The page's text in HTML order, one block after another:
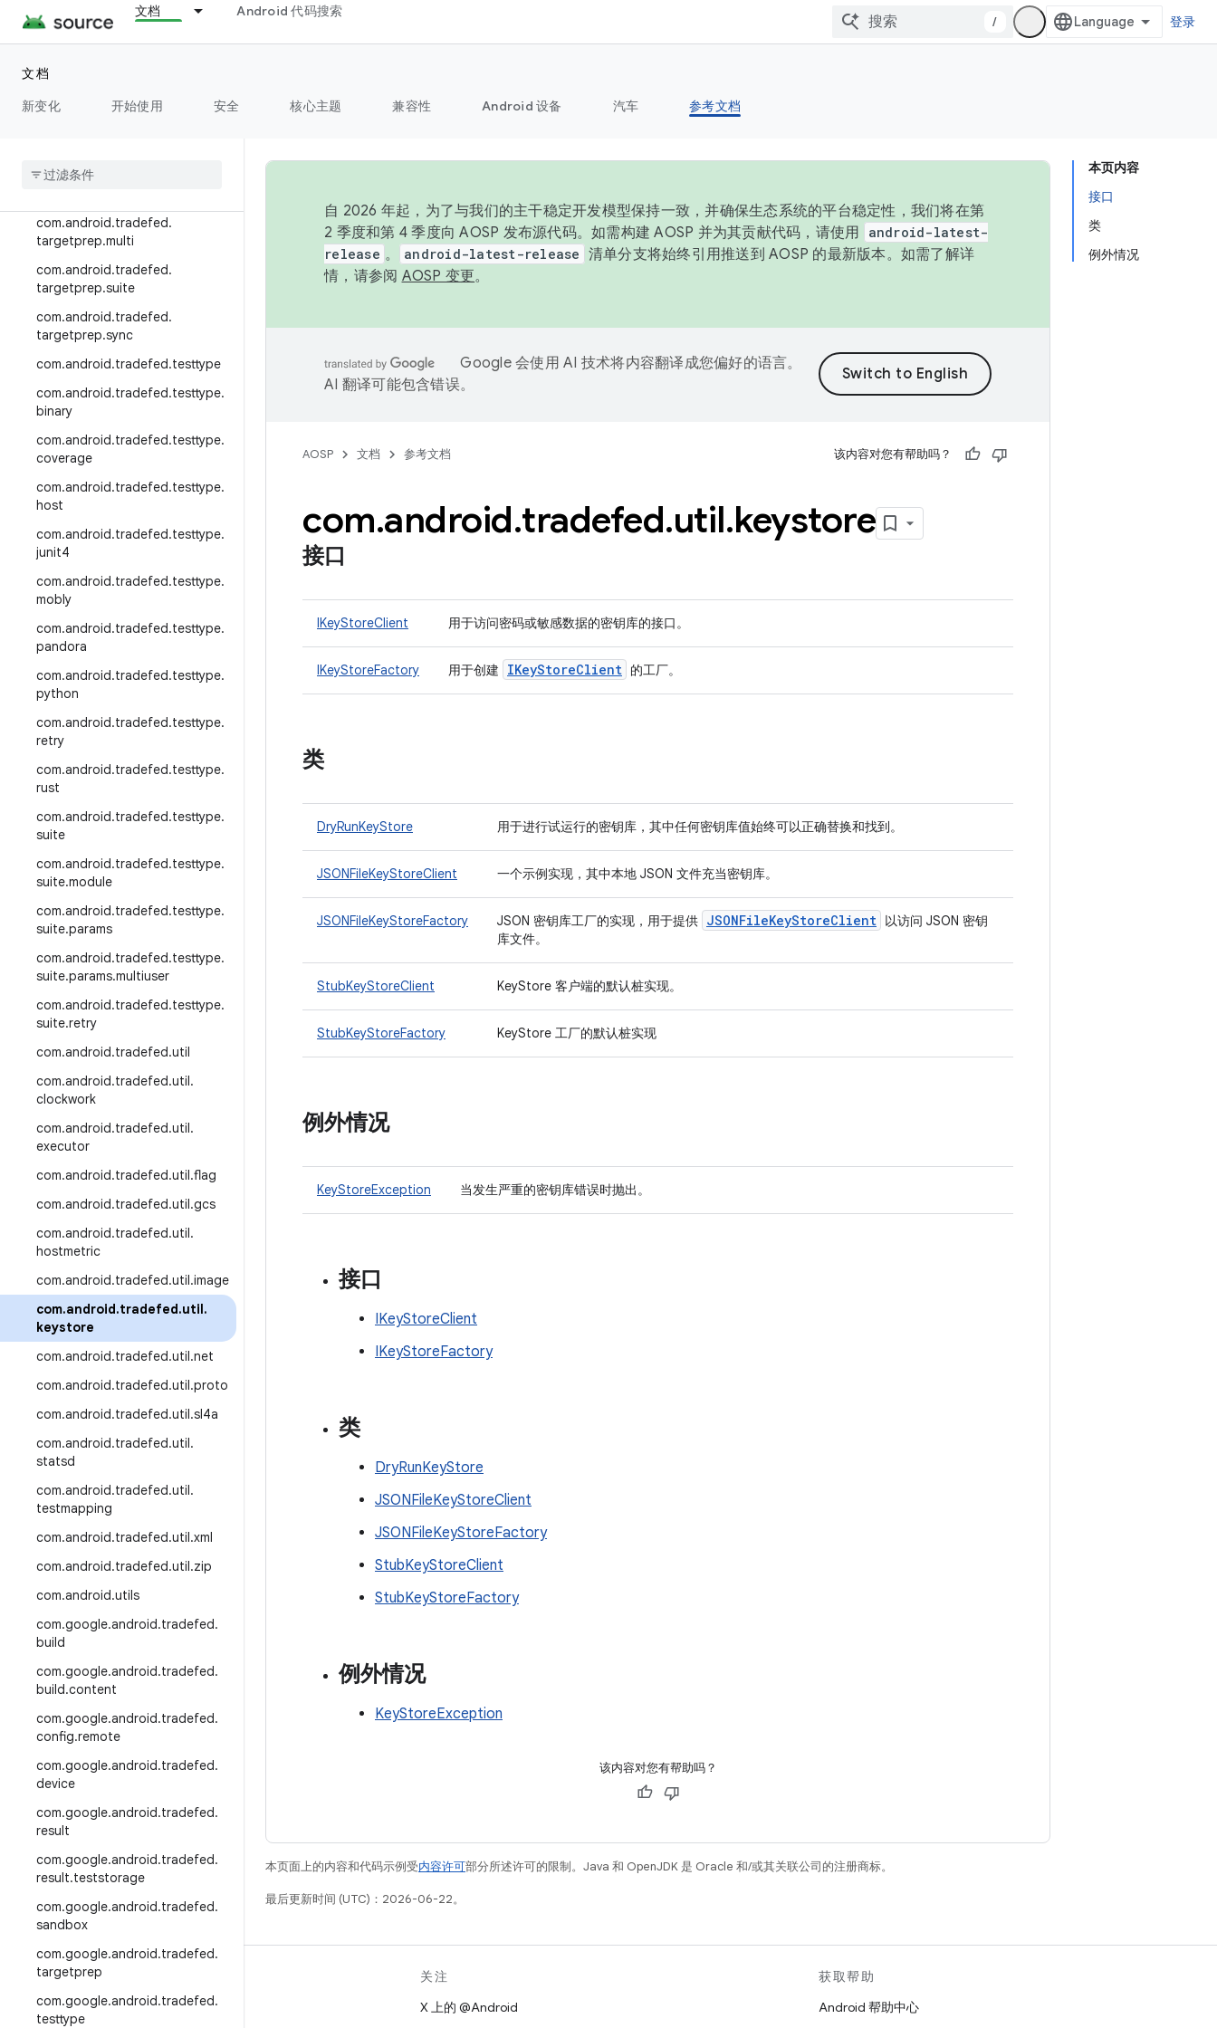
文档 Android 代码搜索
/ 登录
文档
新变化
开始使用 安全 核心主题 兼容性 Android 设备 汽车 参考文档
com.android.tradefed.targetpre
com.android.tradefed.targetpre
p.app
com.android
com.android.tradefed.
targetprep.multi
com.android.tradefed.
targetprep.suite
com.android.tradefed.
targetprep.sync
com.android.tradefed.testtype
com.android.tradefed.testtype.
binary
com.android.tradefed.testtype.
coverage
com.android.tradefed.testtype.
host
com.android.tradefed.testtype.
junit4
com.android.tradefed.testtype.
mobly
com.android.tradefed.testtype.
pandora
com.android.tradefed.testtype.
python
com.android.tradefed.testtype.
retry
com.android.tradefed.testtype.
rust
com.android.tradefed.testtype.
suite
com.android.tradefed.testtype.
suite.module
com.android.tradefed.testtype.
suite.params
com.android.tradefed.testtype.
suite.params.multiuser
com.android.tradefed.testtype.
suite.retry
com.android.tradefed.util
com.android.tradefed.util.
clockwork
com.android.tradefed.util.
executor
com.android.tradefed.util.flag
com.android.tradefed.util.gcs
com.android.tradefed.util.
hostmetric
com.android.tradefed.util.image
com.android.tradefed.util.
keystore
com.android.tradefed.util.net
com.android.tradefed.util.proto
com.android.tradefed.util.sl4a
com.android.tradefed.util.
statsd
com.android.tradefed.util.
testmapping
com.android.tradefed.util.xml
com.android.tradefed.util.zip
com.android.utils
com.google.android.tradefed.
build
com.google.android.tradefed.
build.content
com.google.android.tradefed.
config.remote
com.google.android.tradefed.
device
com.google.android.tradefed.
result
com.google.android.tradefed.
result.teststorage
com.google.android.tradefed.
sandbox
com.google.android.tradefed.
targetprep
com.google.android.tradefed.
testtype
本页内容
接口
类
例外情况
自 2026 年起，为了与我们的主干稳定开发模型保持一致，并确保生态系统的平台稳定性，我们将在第
2 季度和第 4 季度向 AOSP 发布源代码。如需构建 AOSP 并为其贡献代码，请使用
android-latest-
release 。 android-latest-release 清单分支将始终引用推送到 AOSP 的最新版本。如需了解详
情，请参阅 AOSP 变更。
Google 会使用 AI 技术将内容翻译成您偏好的语言。
AI 翻译可能包含错误。
AOSP 文档 参考文档 该内容对您有帮助吗？
com.android.tradefed.util.keystore
接口
IKeyStoreClient 用于访问密码或敏感数据的密钥库的接口。
IKeyStoreFactory 用于创建 IKeyStoreClient 的工厂。
类
DryRunKeyStore 用于进行试运行的密钥库，其中任何密钥库值始终可以正确替换和找到。
JSONFileKeyStoreClient 一个示例实现，其中本地 JSON 文件充当密钥库。
JSONFileKeyStoreFactory JSON 密钥库工厂的实现，用于提供 JSONFileKeyStoreClient 以访问 JSON 密钥
库文件。
StubKeyStoreClient KeyStore 客户端的默认桩实现。
StubKeyStoreFactory KeyStore 工厂的默认桩实现
例外情况
KeyStoreException 当发生严重的密钥库错误时抛出。
接口
IKeyStoreClient
IKeyStoreFactory
类
DryRunKeyStore
JSONFileKeyStoreClient
JSONFileKeyStoreFactory
StubKeyStoreClient
StubKeyStoreFactory
例外情况
KeyStoreException
该内容对您有帮助吗？
本页面上的内容和代码示例受内容许可部分所述许可的限制。Java 和 OpenJDK 是 Oracle 和/或其关联公司的注册商标。
最后更新时间 (UTC)：2026-06-22。
构建
Android 代码库
关注
X 上的 @Android
获取帮助
Android 帮助中心